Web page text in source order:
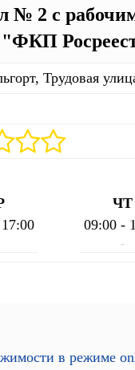
№ 2 с
Трудовая
ЧТ
09:00 -
-
в режиме